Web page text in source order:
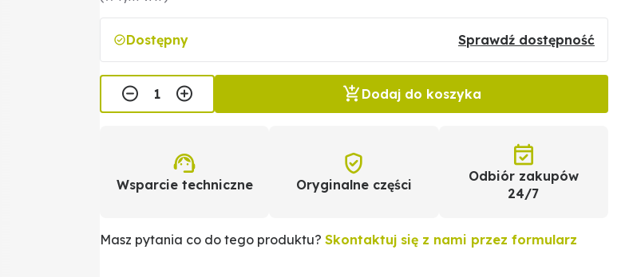
Dostępny Sprawdź dostępność
Dodaj do koszyka
Wsparcie techniczne Oryginalne części
Odbiór zakupów
24/7
Masz pytania co do tego produktu? Skontaktuj się z nami przez formularz